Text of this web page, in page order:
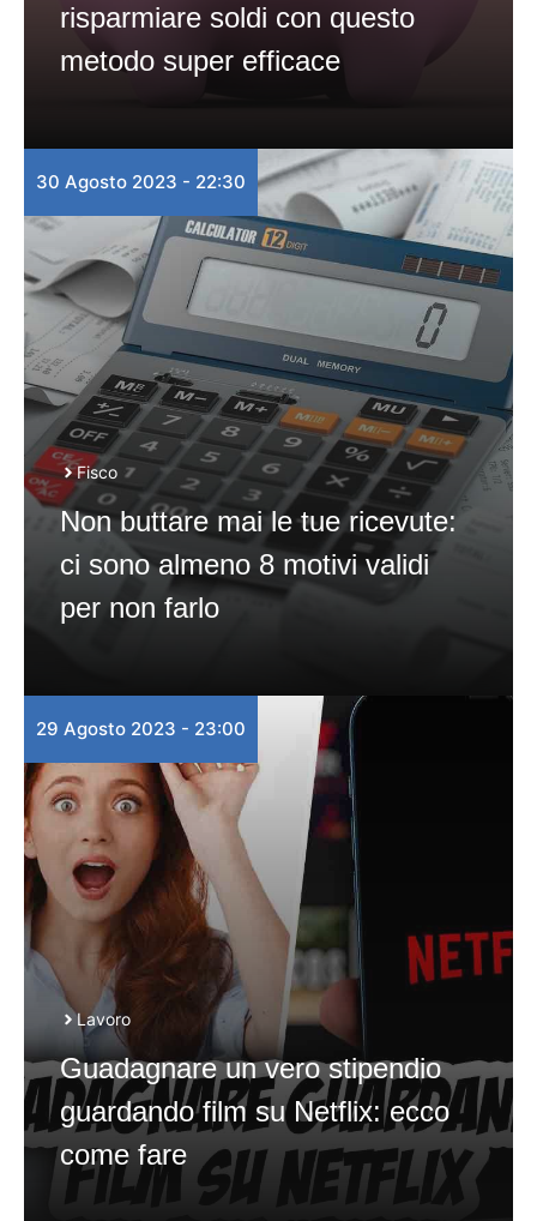
risparmiare soldi con questo
metodo super efficace
30 Agosto 2023 - 22:30
Fisco
Non buttare mai le tue ricevute:
ci sono almeno 8 motivi validi
per non farlo
29 Agosto 2023 - 23:00
Lavoro
Guadagnare un vero stipendio
guardando film su Netflix: ecco
come fare